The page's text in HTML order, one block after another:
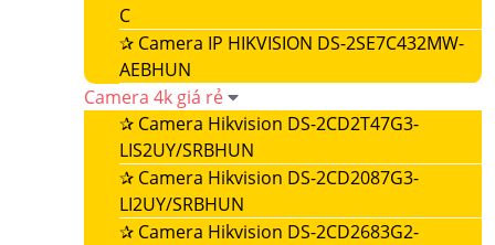
C
✰ Camera IP HIKVISION DS-2SE7C432MW-
AEBHUN
Camera 4k giá rẻ
✰ Camera Hikvision DS-2CD2T47G3-
LIS2UY/SRBHUN
✰ Camera Hikvision DS-2CD2087G3-
LI2UY/SRBHUN
✰ Camera Hikvision DS-2CD2683G2-